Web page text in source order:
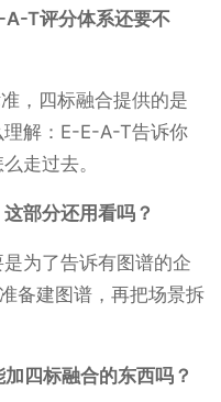
A-T评分体系还要不
，四标融合提供的是
解：E-E-A-T告诉你
走过去。
部分还用看吗？
为了告诉有图谱的企
备建图谱，再把场景拆
四标融合的东西吗？